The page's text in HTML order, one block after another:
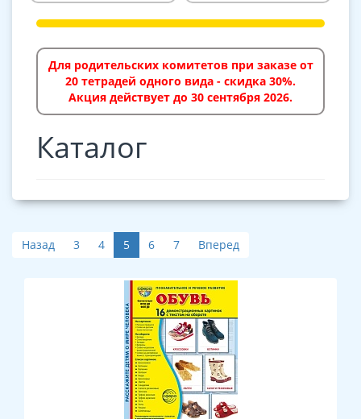
Для родительских комитетов при заказе от
20 тетрадей одного вида - скидка 30%.
Акция действует до 30 сентября 2026.
Каталог
Назад 3 4 5 6 7 Вперед